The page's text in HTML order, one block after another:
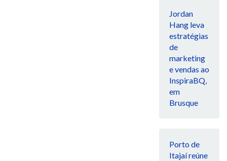
Jordan
Hang leva
estratégias
de
marketing
e vendas ao
InspiraBQ,
em
Brusque
Porto de
Itajaí reúne